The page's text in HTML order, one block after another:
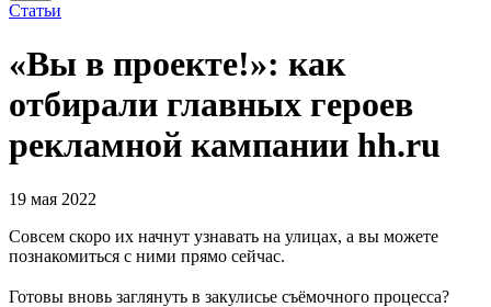
Статьи
«Вы в проекте!»: как
отбирали главных героев
рекламной кампании hh.ru
19 мая 2022
Совсем скоро их начнут узнавать на улицах, а вы можете
познакомиться с ними прямо сейчас.
Готовы вновь заглянуть в закулисье съёмочного процесса?